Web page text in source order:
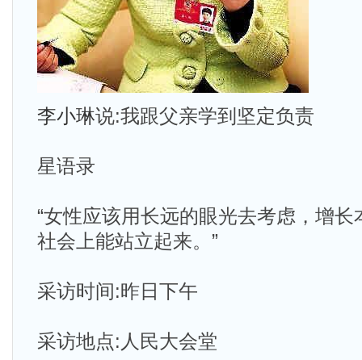
李小琳说:我跟父亲学到坚定负责
星语录
“女性应该用长远的眼光去考虑，增
社会上能站立起来。”
采访时间:昨日下午
采访地点:人民大会堂